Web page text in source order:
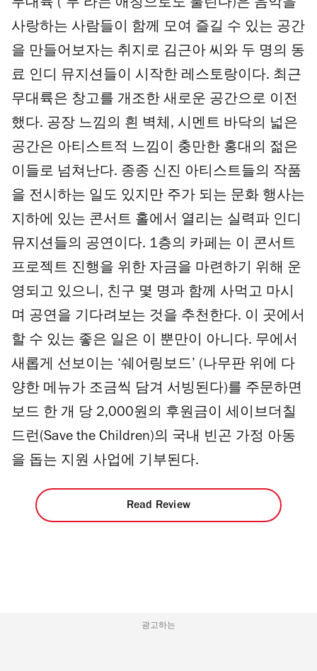
별
점
5
무대륙 (‘무’라는 애칭으로도 불린다)은 음악을
사랑하는 사람들이 함께 모여 즐길 수 있는 공간
을 만들어보자는 취지로 김근아 씨와 두 명의 동
료 인디 뮤지션들이 시작한 레스토랑이다. 최근
무대륙은 창고를 개조한 새로운 공간으로 이전
했다. 공장 느낌의 흰 벽체, 시멘트 바닥의 넓은
공간은 아티스트적 느낌이 충만한 홍대의 젊은
이들로 넘쳐난다. 종종 신진 아티스트들의 작품
을 전시하는 일도 있지만 주가 되는 문화 행사는
지하에 있는 콘서트 홀에서 열리는 실력파 인디
뮤지션들의 공연이다. 1층의 카페는 이 콘서트
프로젝트 진행을 위한 자금을 마련하기 위해 운
영되고 있으니, 친구 몇 명과 함께 사먹고 마시
며 공연을 기다려보는 것을 추천한다. 이 곳에서
할 수 있는 좋은 일은 이 뿐만이 아니다. 무에서
새롭게 선보이는 ‘쉐어링보드’ (나무판 위에 다
양한 메뉴가 조금씩 담겨 서빙된다)를 주문하면
보드 한 개 당 2,000원의 후원금이 세이브더칠
드런(Save the Children)의 국내 빈곤 가정 아동
을 돕는 지원 사업에 기부된다.
Read Review
광고하는